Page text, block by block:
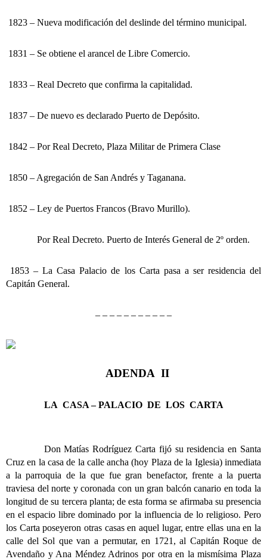
1823 – Nueva modificación del deslinde del término municipal.
1831 – Se obtiene el arancel de Libre Comercio.
1833 – Real Decreto que confirma la capitalidad.
1837 – De nuevo es declarado Puerto de Depósito.
1842 – Por Real Decreto, Plaza Militar de Primera Clase
1850 – Agregación de San Andrés y Taganana.
1852 – Ley de Puertos Francos (Bravo Murillo).
Por Real Decreto. Puerto de Interés General de 2º orden.
1853 – La Casa Palacio de los Carta pasa a ser residencia del
Capitán General.
– – – – – – – – – – –
ADENDA II
LA CASA – PALACIO DE LOS CARTA
Don Matías Rodríguez Carta fijó su residencia en Santa
Cruz en la casa de la calle ancha (hoy Plaza de la Iglesia) inmediata
a la parroquia de la que fue gran benefactor, frente a la puerta
traviesa del norte y coronada con un gran balcón canario en toda la
longitud de su tercera planta; de esta forma se afirmaba su presencia
en el espacio libre dominado por la influencia de lo religioso. Pero
los Carta poseyeron otras casas en aquel lugar, entre ellas una en la
calle del Sol que van a permutar, en 1721, al Capitán Roque de
Avendaño y Ana Méndez Adrinos por otra en la mismísima Plaza